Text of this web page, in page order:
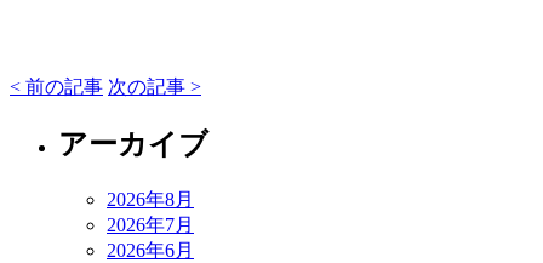
< 前の記事 次の記事 >
アーカイブ
2026年8月
2026年7月
2026年6月